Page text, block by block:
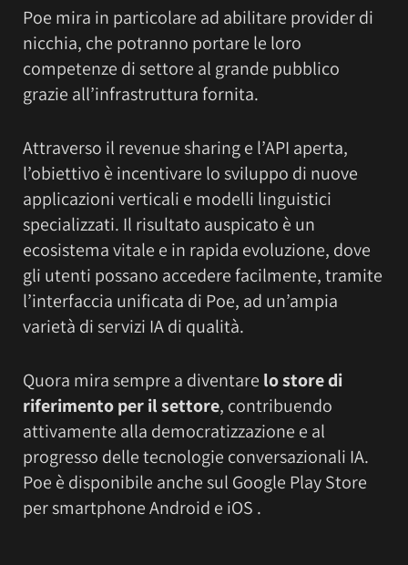
Poe mira in particolare ad abilitare provider di
nicchia, che potranno portare le loro
competenze di settore al grande pubblico
grazie all’infrastruttura fornita.
Attraverso il revenue sharing e l’API aperta,
l’obiettivo è incentivare lo sviluppo di nuove
applicazioni verticali e modelli linguistici
specializzati. Il risultato auspicato è un
ecosistema vitale e in rapida evoluzione, dove
gli utenti possano accedere facilmente, tramite
l’interfaccia unificata di Poe, ad un’ampia
varietà di servizi IA di qualità.
Quora mira sempre a diventare lo store di
riferimento per il settore, contribuendo
attivamente alla democratizzazione e al
progresso delle tecnologie conversazionali IA.
Poe è disponibile anche sul Google Play Store
per smartphone Android e iOS .